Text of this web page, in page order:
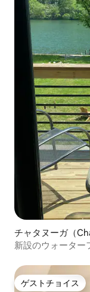
チャタヌーガ（
アム
新設のウォーター
ゲストチョイス
ゲストチョイス